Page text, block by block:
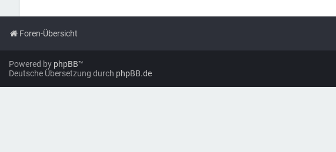
Foren-Übersicht
Powered by phpBB™
Deutsche Übersetzung durch phpBB.de